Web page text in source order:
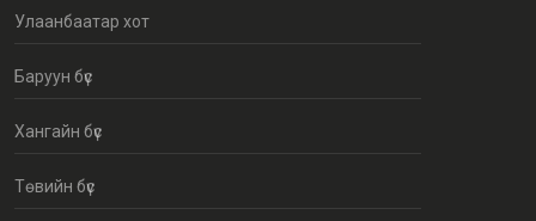
Улаанбаатар хот
Баруун бүс
Хангайн бүс
Төвийн бүс